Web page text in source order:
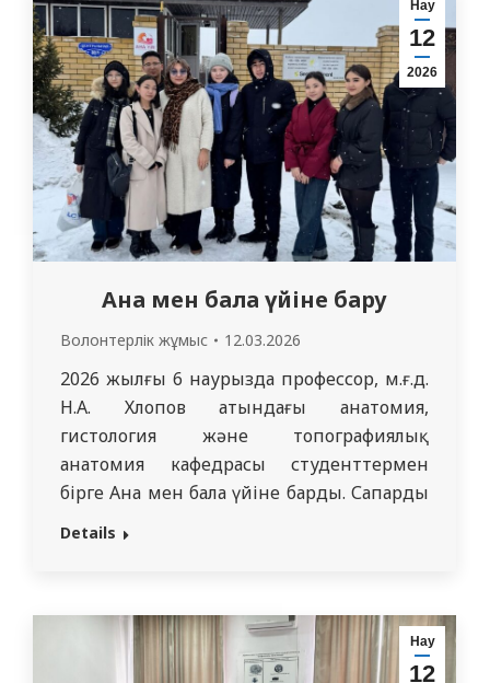
мақсатында өткізілді. Студенттер
музыкалық және шығармашылық
нөмірлер дайындап, көрермендерге
көтеріңкі көңіл күй,…
Нау
12
2026
Ана мен бала үйіне бару
Волонтерлік жұмыс 12.03.2026
2026 жылғы 6 наурызда профессор, м.ғ.д.
Н.А. Хлопов атындағы анатомия,
гистология және топографиялық
анатомия кафедрасы студенттермен
бірге Ана мен бала үйіне барды. Сапардың
мақсаты – сол жерде тұрып жатқан
балаларға сыйлықтар, ал 8 наурыз
қарсаңында аналарға да сыйлықтар алып
Details
Нау
12